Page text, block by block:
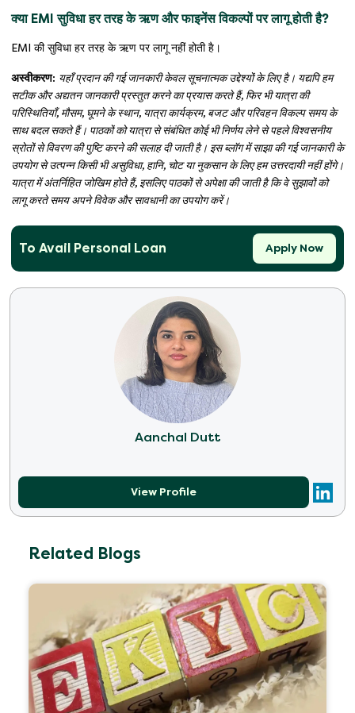
क्या EMI सुविधा हर तरह के ऋण और फाइनेंस विकल्पों पर लागू होती है?
EMI की सुविधा हर तरह के ऋण पर लागू नहीं होती है।
अस्वीकरण: यहाँ प्रदान की गई जानकारी केवल सूचनात्मक उद्देश्यों के लिए है। यद्यपि हम
सटीक और अद्यतन जानकारी प्रस्तुत करने का प्रयास करते हैं, फिर भी यात्रा की
परिस्थितियाँ, मौसम, घूमने के स्थान, यात्रा कार्यक्रम, बजट और परिवहन विकल्प समय के
साथ बदल सकते हैं। पाठकों को यात्रा से संबंधित कोई भी निर्णय लेने से पहले विश्वसनीय
स्रोतों से विवरण की पुष्टि करने की सलाह दी जाती है। इस ब्लॉग में साझा की गई जानकारी के
उपयोग से उत्पन्न किसी भी असुविधा, हानि, चोट या नुकसान के लिए हम उत्तरदायी नहीं होंगे।
यात्रा में अंतर्निहित जोखिम होते हैं, इसलिए पाठकों से अपेक्षा की जाती है कि वे सुझावों को
लागू करते समय अपने विवेक और सावधानी का उपयोग करें।
To Avail Personal Loan Apply Now
Aanchal Dutt
View Profile
Related Blogs